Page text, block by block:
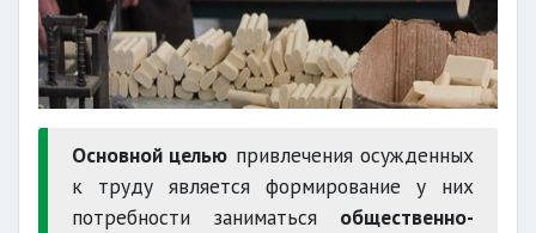
Основной целью привлечения осужденных
к труду является формирование у них
потребности заниматься общественно-